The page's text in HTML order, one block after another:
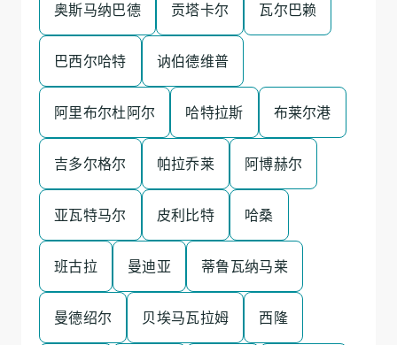
奥斯马纳巴德 贡塔卡尔 瓦尔巴赖
巴西尔哈特 讷伯德维普
阿里布尔杜阿尔 哈特拉斯 布莱尔港
吉多尔格尔 帕拉乔莱 阿博赫尔
亚瓦特马尔 皮利比特 哈桑
班古拉 曼迪亚 蒂鲁瓦纳马莱
曼德绍尔 贝埃马瓦拉姆 西隆